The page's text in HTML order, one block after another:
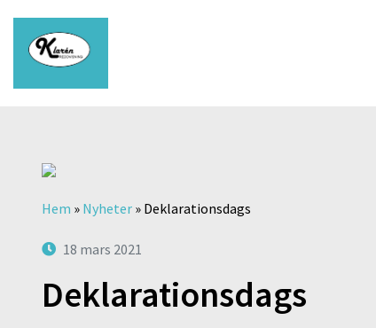
Hem » Nyheter » Deklarationsdags
18 mars 2021
Deklarationsdags